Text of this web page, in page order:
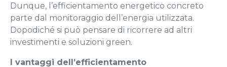
Dunque, l’efficientamento energetico concreto
parte dal monitoraggio dell’energia utilizzata.
Dopodiché si può pensare di ricorrere ad altri
investimenti e soluzioni green.
I vantaggi dell’efficientamento